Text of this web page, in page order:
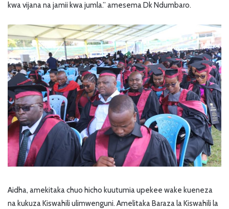
kwa vijana na jamii kwa jumla.” amesema Dk Ndumbaro.
Aidha, amekitaka chuo hicho kuutumia upekee wake kueneza
na kukuza Kiswahili ulimwenguni. Amelitaka Baraza la Kiswahili la